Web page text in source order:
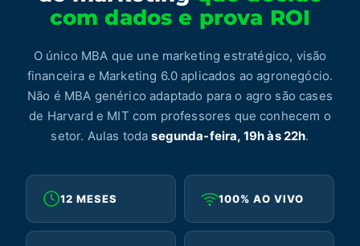
com dados e prova ROI
O único MBA que une marketing estratégico, visão
financeira e Marketing 6.0 aplicados ao agronegócio.
Não é MBA genérico adaptado para o agro são cases
de Harvard e MIT com professores que conhecem o
setor. Aulas todasegunda-feira, 19h às 22h.
12 MESES 100% AO VIVO